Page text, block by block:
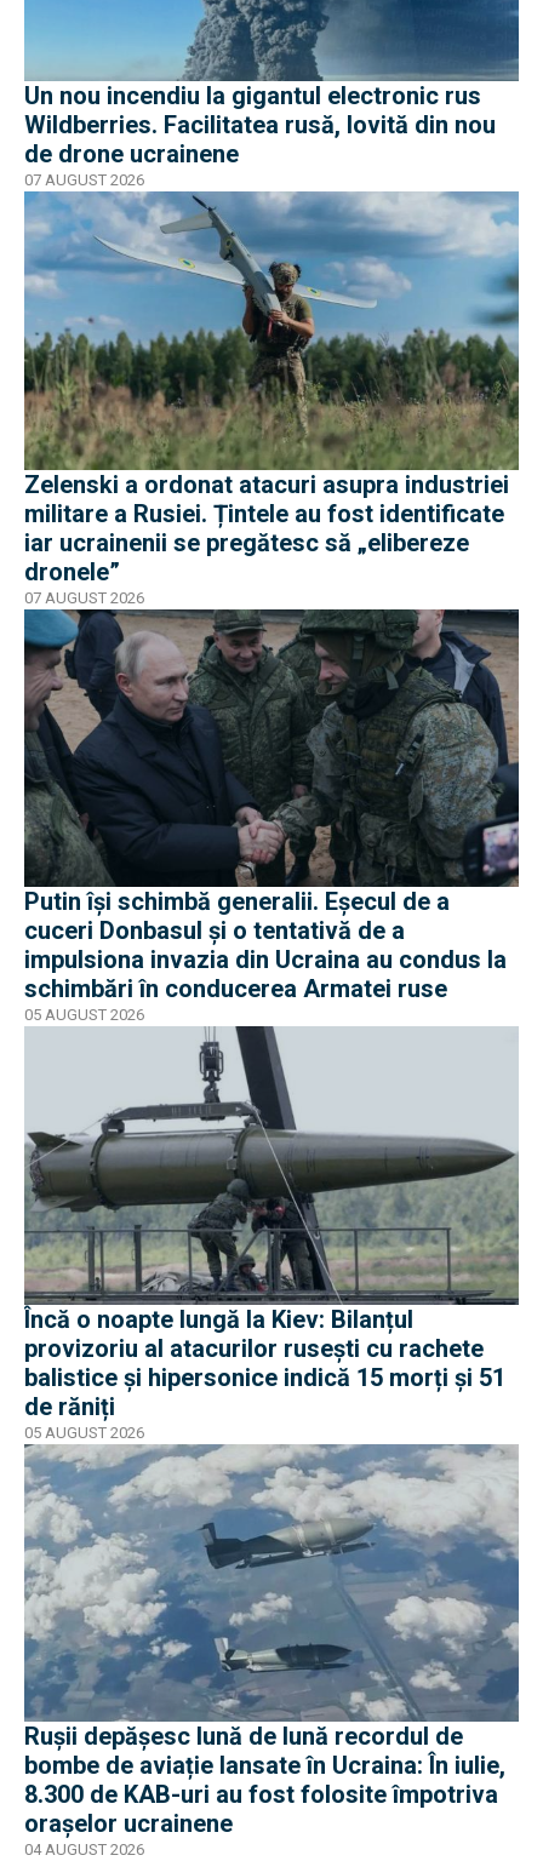
Un nou incendiu la gigantul electronic rus
Wildberries. Facilitatea rusă, lovită din nou
de drone ucrainene
07 AUGUST 2026
Zelenski a ordonat atacuri asupra industriei
militare a Rusiei. Țintele au fost identificate
iar ucrainenii se pregătesc să „elibereze
dronele”
07 AUGUST 2026
Putin își schimbă generalii. Eșecul de a
cuceri Donbasul și o tentativă de a
impulsiona invazia din Ucraina au condus la
schimbări în conducerea Armatei ruse
05 AUGUST 2026
Încă o noapte lungă la Kiev: Bilanțul
provizoriu al atacurilor rusești cu rachete
balistice și hipersonice indică 15 morți și 51
de răniți
05 AUGUST 2026
Rușii depășesc lună de lună recordul de
bombe de aviație lansate în Ucraina: În iulie,
8.300 de KAB-uri au fost folosite împotriva
orașelor ucrainene
04 AUGUST 2026